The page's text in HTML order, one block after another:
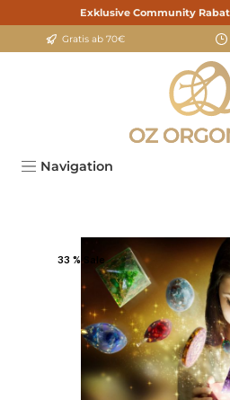
springenExklusive Community
Gratis ab 70€
Navigation
Bildergalerie überspringen
33 % Sale